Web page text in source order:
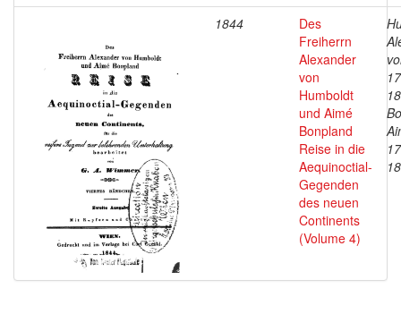
1844
Des
Freiherrn
Alexander
von
Humboldt
und Aimé
Bonpland
Reise in die
Aequinoctial-
Gegenden
des neuen
Continents
(Volume 4)